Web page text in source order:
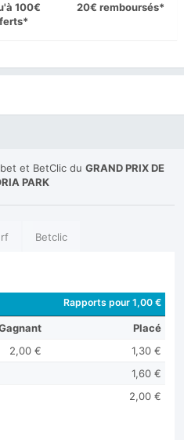
100€
20€ remboursés*
et BetClic du GRAND PRIX DE
PARK
Betclic
Rapports pour 1,00 €
Placé
2,00 €
1,30 €
1,60 €
2,00 €